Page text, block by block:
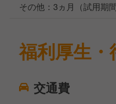
その他：3ヵ月（試用期
福利厚生・
交通費